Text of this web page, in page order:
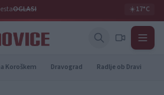
OGLASI ☀️17°C
Koroškem Dravograd Radlje ob Dravi